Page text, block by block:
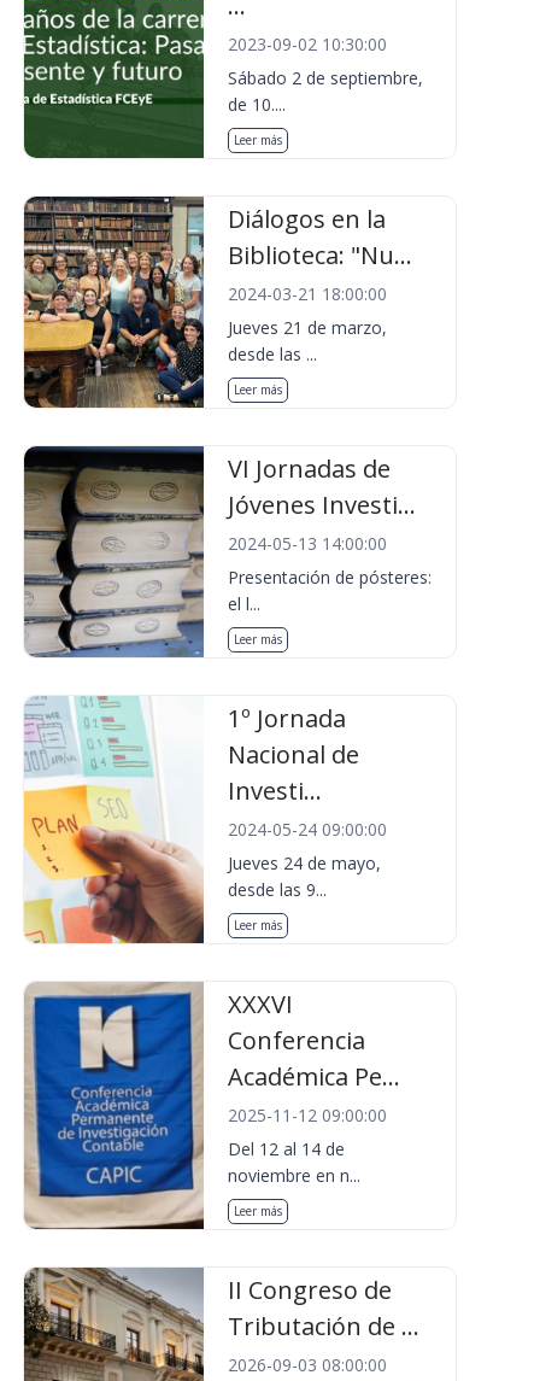
2023-09-02 10:30:00
Sábado 2 de septiembre,
de 10....
Leer más
Diálogos en la
Biblioteca: "Nu...
2024-03-21 18:00:00
Jueves 21 de marzo,
desde las ...
Leer más
VI Jornadas de
Jóvenes Investi...
2024-05-13 14:00:00
Presentación de pósteres:
el l...
Leer más
1º Jornada
Nacional de
Investi...
2024-05-24 09:00:00
Jueves 24 de mayo,
desde las 9...
Leer más
XXXVI
Conferencia
Académica Pe...
2025-11-12 09:00:00
Del 12 al 14 de
noviembre en n...
Leer más
II Congreso de
Tributación de ...
2026-09-03 08:00:00